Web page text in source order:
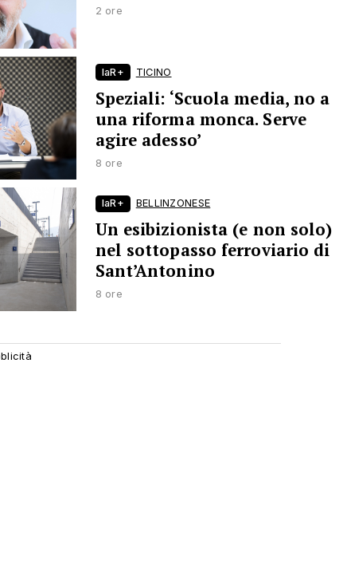
2 ore
laR+ TICINO
Speziali: ‘Scuola media, no a
una riforma monca. Serve
agire adesso’
8 ore
laR+ BELLINZONESE
Un esibizionista (e non solo)
nel sottopasso ferroviario di
Sant’Antonino
8 ore